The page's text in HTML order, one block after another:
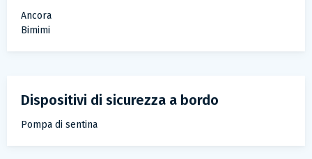
Ancora
Bimimi
dispositivi di sicurezza a bordo
Pompa di sentina